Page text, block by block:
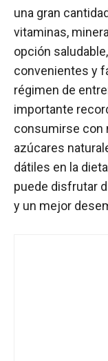
una gran
vitaminas,
opción
convenientes y
régimen de
importante
consumirse con
azúcares
dátiles en la
puede disfrutar
y un mejor